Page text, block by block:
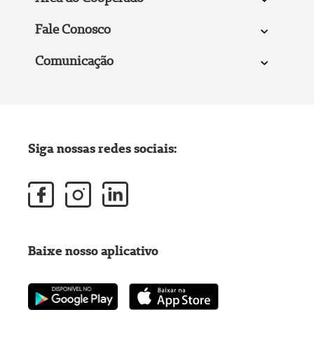
Fale Conosco
Comunicação
Siga nossas redes sociais:
Baixe nosso aplicativo